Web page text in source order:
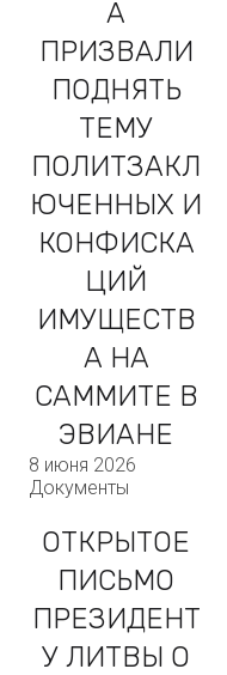
А
ПРИЗВАЛИ
ПОДНЯТЬ
ТЕМУ
ПОЛИТЗАКЛ
ЮЧЕННЫХ И
КОНФИСКА
ЦИЙ
ИМУЩЕСТВ
А НА
САММИТЕ В
ЭВИАНЕ
8 июня 2026
Документы
ОТКРЫТОЕ
ПИСЬМО
ПРЕЗИДЕНТ
У ЛИТВЫ О